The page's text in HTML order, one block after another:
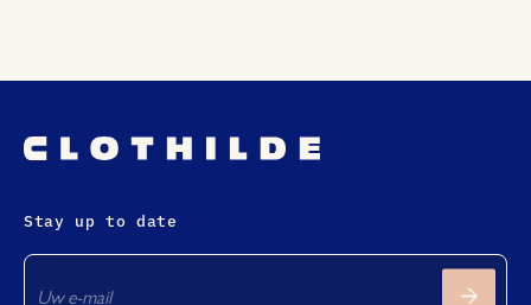
Stay up to date